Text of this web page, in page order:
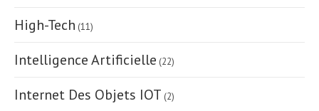
High-Tech (11)
Intelligence Artificielle (22)
Internet Des Objets IOT (2)